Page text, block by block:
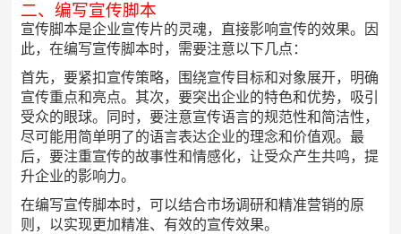
二、编写宣传脚本
宣传脚本是企业宣传片的灵魂，直接影响宣传的效果。因
此，在编写宣传脚本时，需要注意以下几点：
首先，要紧扣宣传策略，围绕宣传目标和对象展开，明确
宣传重点和亮点。其次，要突出企业的特色和优势，吸引
受众的眼球。同时，要注意宣传语言的规范性和简洁性，
尽可能用简单明了的语言表达企业的理念和价值观。最
后，要注重宣传的故事性和情感化，让受众产生共鸣，提
升企业的影响力。
在编写宣传脚本时，可以结合市场调研和精准营销的原
则，以实现更加精准、有效的宣传效果。